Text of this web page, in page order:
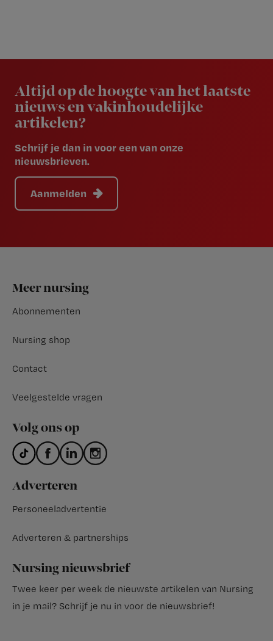
Altijd op de hoogte van het laatste
nieuws en vakinhoudelijke
artikelen?
Schrijf je dan in voor een van onze
nieuwsbrieven.
Aanmelden
Footer
Meer nursing
Abonnementen
Nursing shop
Contact
Veelgestelde vragen
Volg ons op
Adverteren
Personeeladvertentie
Adverteren & partnerships
Nursing nieuwsbrief
Twee keer per week de nieuwste artikelen van Nursing
in je mail? Schrijf je nu in voor de nieuwsbrief!